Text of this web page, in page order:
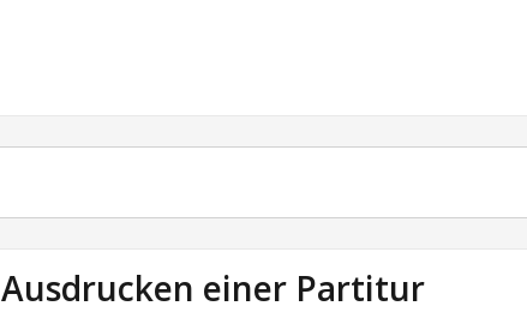
Ausdrucken einer Partitur